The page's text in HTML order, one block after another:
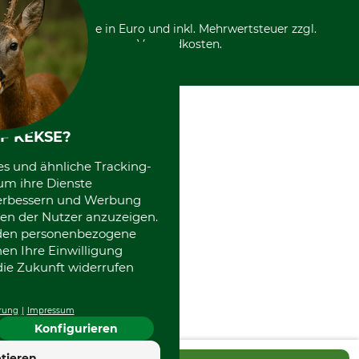
Entsorgung und Umwelt
Datenschutz Print
Über uns
Community
International
Kooperationen
Alle Preise in Euro und inkl. Mehrwertsteuer zzgl.
Versandkosten.
KEKSE?
und ähnliche Tracking-
ihre Dienste
und Werbung
der Nutzer anzuzeigen.
personenbezogene
Ihre Einwilligung
Zukunft widerrufen
Impressum
Konfigurieren